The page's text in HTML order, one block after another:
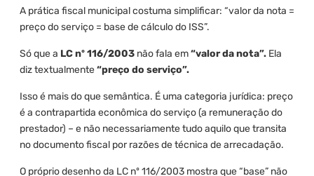
A prática fiscal municipal costuma simplificar: “valor da nota =
preço do serviço = base de cálculo do ISS”.
Só que a LC nº 116/2003 não fala em“valor da nota”. Ela
diz textualmente“preço do serviço”.
Isso é mais do que semântica. É uma categoria jurídica: preço
é a contrapartida econômica do serviço (a remuneração do
prestador) – e não necessariamente tudo aquilo que transita
no documento fiscal por razões de técnica de arrecadação.
O próprio desenho da LC nº 116/2003 mostra que “base” não